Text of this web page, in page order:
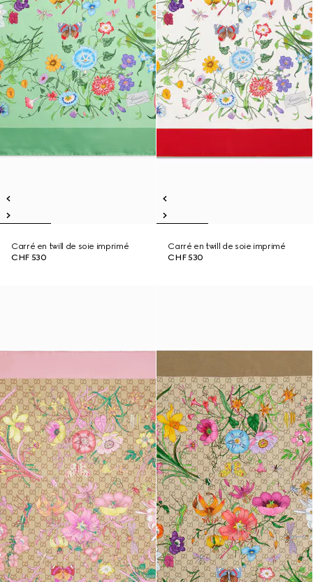
Carré en twill de soie imprimé
CHF 530
Carré en twill de soie imprimé
CHF 530